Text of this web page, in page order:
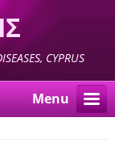
CYPRUS
Menu